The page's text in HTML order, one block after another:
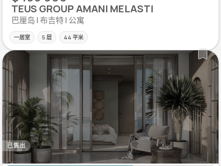
TEUS GROUP AMANI MELASTI
巴厘岛 | 布吉特 | 公寓
一居室 5 层 44 平米
已售出